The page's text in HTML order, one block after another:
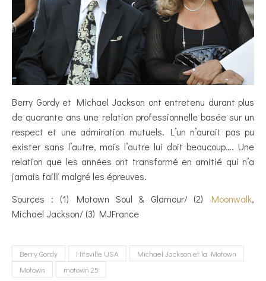
Berry Gordy et Michael Jackson ont entretenu durant plus
de quarante ans une relation professionnelle basée sur un
respect et une admiration mutuels. L’un n’aurait pas pu
exister sans l’autre, mais l’autre lui doit beaucoup…. Une
relation que les années ont transformé en amitié qui n’a
jamais failli malgré les épreuves.
Sources : (1) Motown Soul & Glamour/ (2) Moonwalk,
Michael Jackson/ (3) MJFrance
Berry Gordy Hitsville USA
Michael Jackson et la Motown
Motown
motown 25